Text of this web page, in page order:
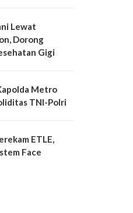
Lewat
Dorong
Gigi
Metro
TNI-Polri
ETLE,
Face